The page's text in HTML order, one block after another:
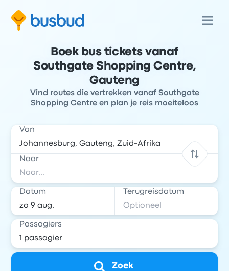
Boek bus tickets vanaf
Southgate Shopping Centre,
Gauteng
Vind routes die vertrekken vanaf Southgate
Shopping Centre en plan je reis moeiteloos
Van
Naar
Datum Terugreisdatum
Passagiers
Zoek